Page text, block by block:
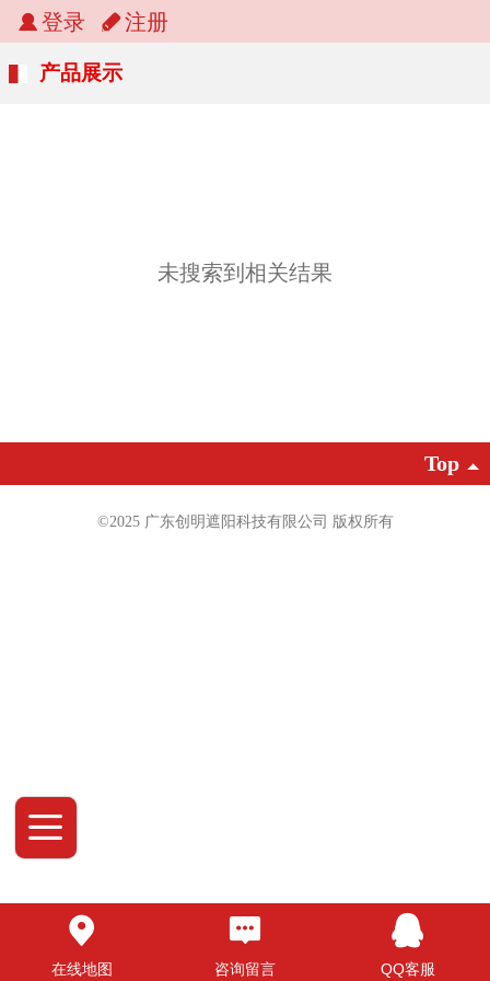
登录 注册
产品展示
未搜索到相关结果
Top
©2025 广东创明遮阳科技有限公司 版权所有
在线地图 咨询留言 QQ客服